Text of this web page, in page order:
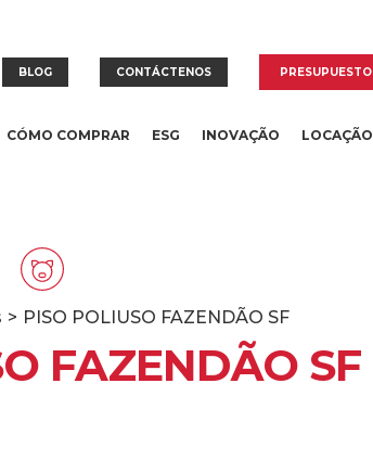
BLOG CONTÁCTENOS PRESUPUESTO
CÓMO COMPRAR ESG INOVAÇÃO LOCAÇÃO
> PISO POLIUSO FAZENDÃO SF
FAZENDÃO SF